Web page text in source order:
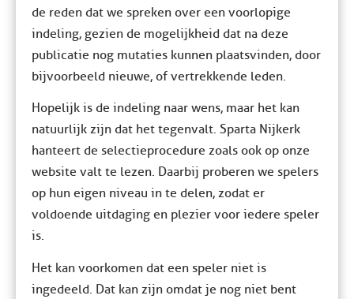
de reden dat we spreken over een voorlopige
indeling, gezien de mogelijkheid dat na deze
publicatie nog mutaties kunnen plaatsvinden, door
bijvoorbeeld nieuwe, of vertrekkende leden.
Hopelijk is de indeling naar wens, maar het kan
natuurlijk zijn dat het tegenvalt. Sparta Nijkerk
hanteert de selectieprocedure zoals ook op onze
website valt te lezen. Daarbij proberen we spelers
op hun eigen niveau in te delen, zodat er
voldoende uitdaging en plezier voor iedere speler
is.
Het kan voorkomen dat een speler niet is
ingedeeld. Dat kan zijn omdat je nog niet bent